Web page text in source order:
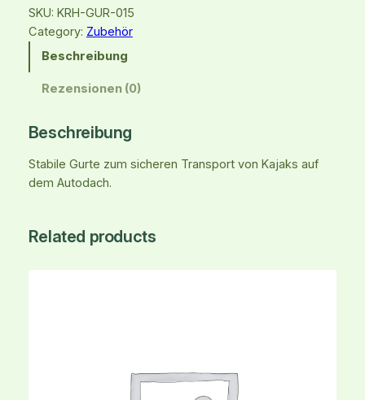
j
a
k
n
s
p
t
u
SKU: KRH-GUR-015
Category: Zubehör
Beschreibung
Rezensionen (0)
Beschreibung
Stabile Gurte zum sicheren Transport von Kajaks auf
dem Autodach.
Related products